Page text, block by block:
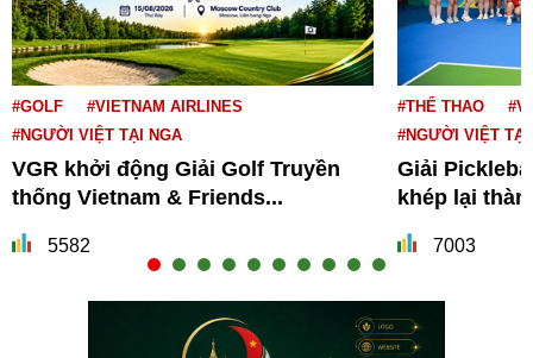
#GOLF
#VIETNAM AIRLINES
#NGƯỜI VIỆT TẠI NGA
VGR khởi động Giải Golf Truyền
thống Vietnam & Friends...
5582
#THỂ THAO
#NGƯỜI VIỆT TẠI
Giải
khép lại
7003